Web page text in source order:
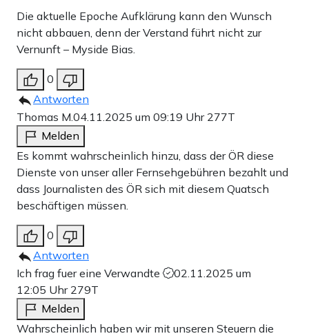
Die aktuelle Epoche Aufklärung kann den Wunsch
nicht abbauen, denn der Verstand führt nicht zur
Vernunft – Myside Bias.
0
Antworten
Thomas M. 04.11.2025 um 09:19 Uhr 277T
Melden
Es kommt wahrscheinlich hinzu, dass der ÖR diese
Dienste von unser aller Fernsehgebühren bezahlt und
dass Journalisten des ÖR sich mit diesem Quatsch
beschäftigen müssen.
0
Antworten
Ich frag fuer eine Verwandte
02.11.2025 um
12:05 Uhr 279T
Melden
Wahrscheinlich haben wir mit unseren Steuern die